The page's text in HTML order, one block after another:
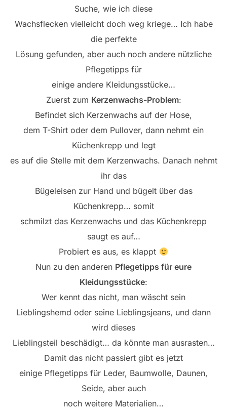
Suche, wie ich diese
Wachsflecken vielleicht doch weg kriege… Ich habe
die perfekte
Lösung gefunden, aber auch noch andere nützliche
Pflegetipps für
einige andere Kleidungsstücke…
Zuerst zum Kerzenwachs-Problem:
Befindet sich Kerzenwachs auf der Hose,
dem T-Shirt oder dem Pullover, dann nehmt ein
Küchenkrepp und legt
es auf die Stelle mit dem Kerzenwachs. Danach nehmt
ihr das
Bügeleisen zur Hand und bügelt über das
Küchenkrepp… somit
schmilzt das Kerzenwachs und das Küchenkrepp
saugt es auf…
Probiert es aus, es klappt
Nun zu den anderen Pflegetipps für eure
Kleidungsstücke:
Wer kennt das nicht, man wäscht sein
Lieblingshemd oder seine Lieblingsjeans, und dann
wird dieses
Lieblingsteil beschädigt… da könnte man ausrasten…
Damit das nicht passiert gibt es jetzt
einige Pflegetipps für Leder, Baumwolle, Daunen,
Seide, aber auch
noch weitere Materialien…